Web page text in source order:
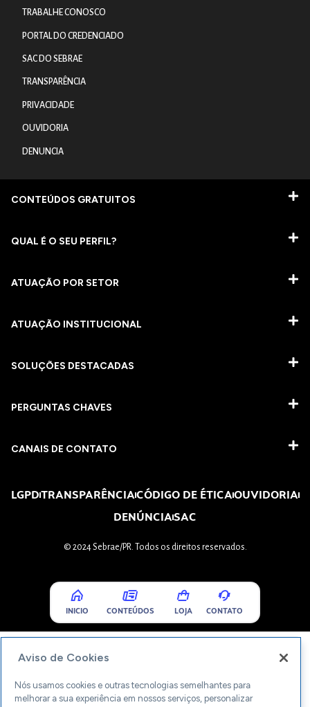
TRABALHE CONOSCO
PORTAL DO CREDENCIADO
SAC DO SEBRAE
TRANSPARÊNCIA
PRIVACIDADE
OUVIDORIA
DENUNCIA
CONTEÚDOS GRATUITOS
QUAL É O SEU PERFIL?
ATUAÇÃO POR SETOR
ATUAÇÃO INSTITUCIONAL
SOLUÇÕES DESTACADAS
PERGUNTAS CHAVES​
CANAIS DE CONTATO
LGPDTRANSPARÊNCIACÓDIGO DE ÉTICAOUVIDORIA
DENÚNCIASAC
© 2024 Sebrae/PR. Todos os direitos reservados.
INICIO CONTEÚDOS LOJA CONTATO
Aviso de Cookies
Nós usamos cookies e outras tecnologias semelhantes para
melhorar a sua experiência em nossos serviços, personalizar